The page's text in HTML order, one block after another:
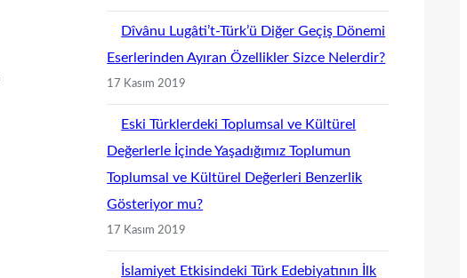
Dîvânu Lugâti’t-Türk’ü Diğer Geçiş Dönemi
Eserlerinden Ayıran Özellikler Sizce Nelerdir?
17 Kasım 2019
Eski Türklerdeki Toplumsal ve Kültürel
Değerlerle İçinde Yaşadığımız Toplumun
Toplumsal ve Kültürel Değerleri Benzerlik
Gösteriyor mu?
17 Kasım 2019
İslamiyet Etkisindeki Türk Edebiyatının İlk